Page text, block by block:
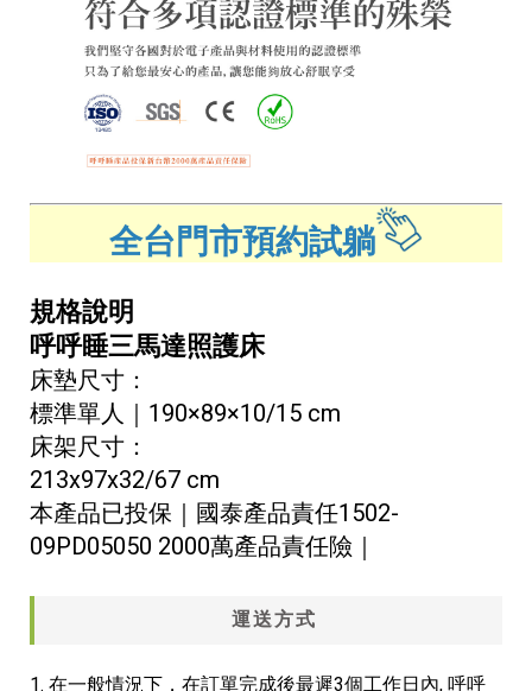
全台門市預約試躺
規格說明
呼呼睡三馬達照護床
床墊尺寸：
標準單人｜190×89×10/15 cm
床架尺寸：
213x97x32/67 cm
​本產品已投保｜國泰產品責任1502-
09PD05050 2000萬產品責任險｜
運送方式
1. 在一般情況下，在訂單完成後最遲3個工作日內, 呼呼